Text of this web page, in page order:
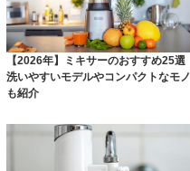
【2026年】ミキサーのおすすめ25選
洗いやすいモデルやコンパクトなモノ
も紹介